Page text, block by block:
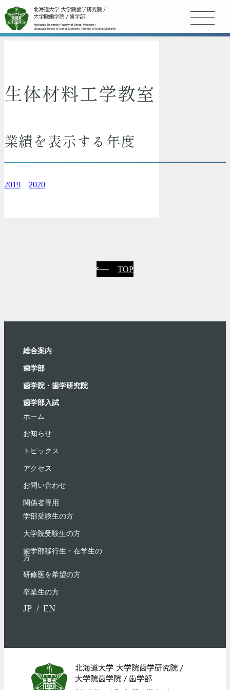
生体材料工学教室
業績を表示する年度
2019 2020
TOP
総合案内
⻭学部
歯学院・⻭学研究院
歯学部入試
ホーム
お知らせ
トピックス
アクセス
お問い合わせ
関係者専用
学部受験⽣の⽅
大学院受験生の方
歯学部移行生・在学⽣の
⽅
研修医を希望の方
卒業生の方
JP EN